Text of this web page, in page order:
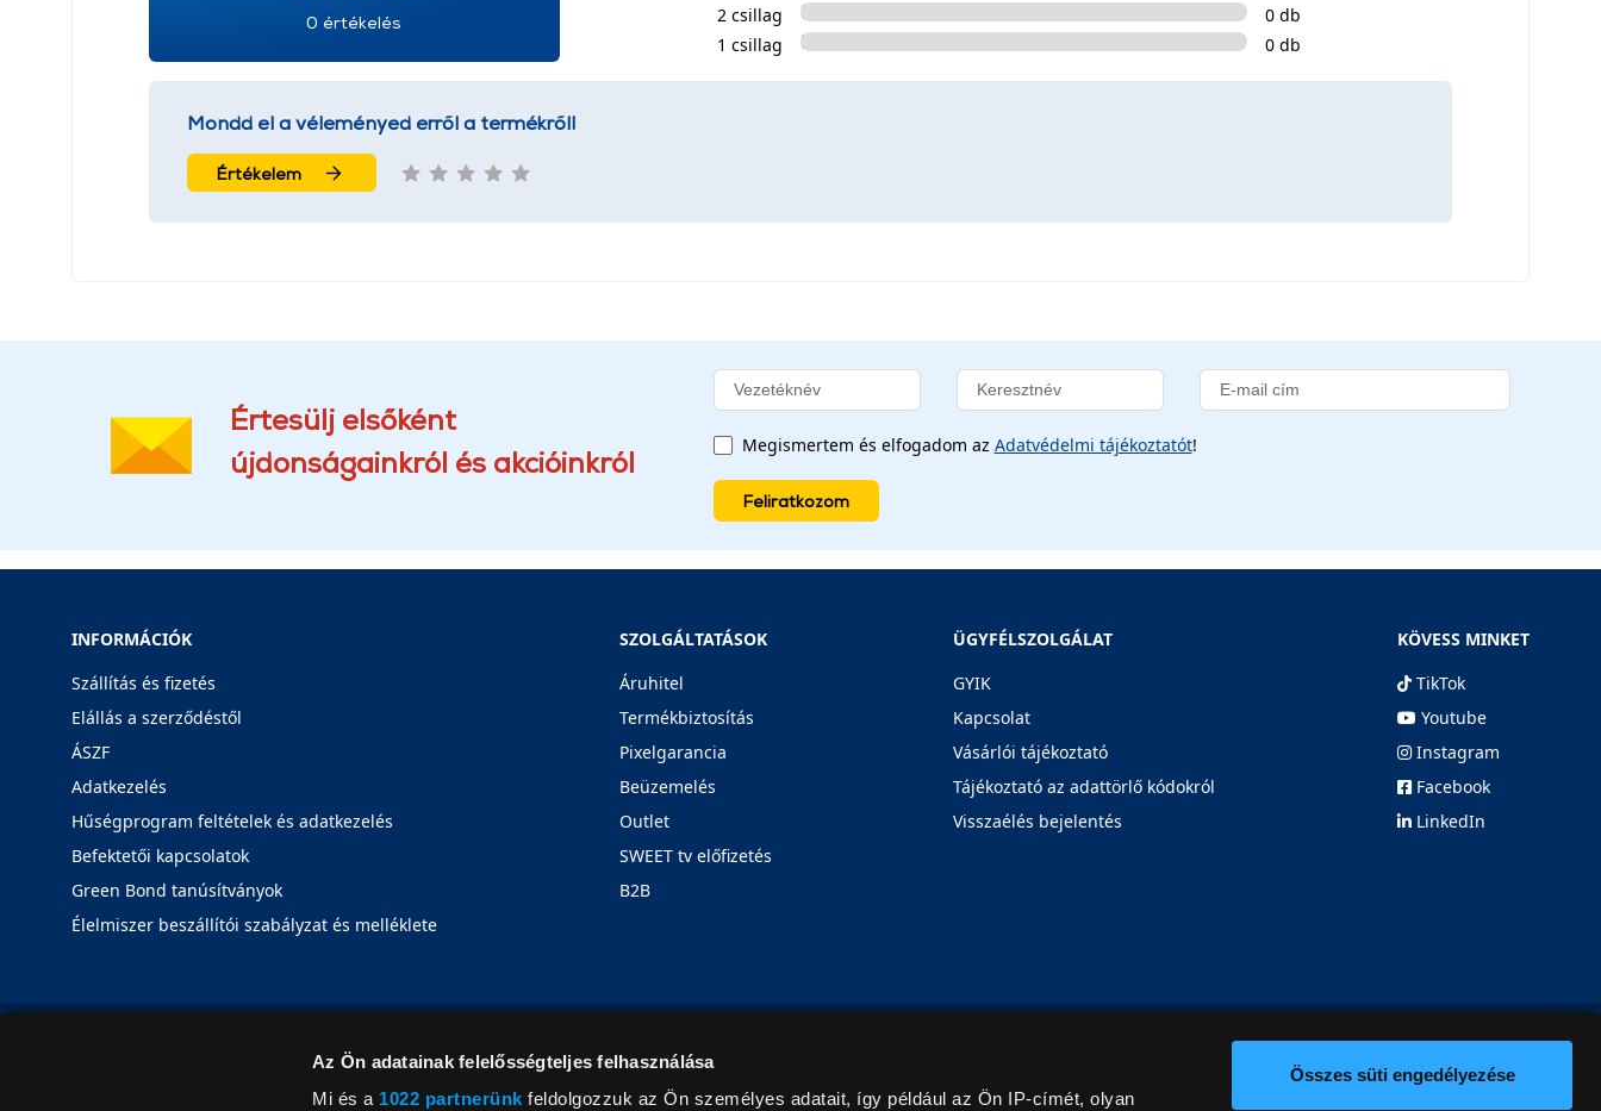
Az Ön adatainak felelősségteljes felhasználása
Mi és a 1022 partnerünk feldolgozzuk az Ön személyes adatait, így például az Ön IP-címét, olyan
Összes süti engedélyezése
0 értékelés
2 csillag
0 db
1 csillag
0 db
Mondd el a véleményed erről a termékről!
Értékelem
Értesülj elsőként
újdonságainkról és akcióinkról
Megismertem és elfogadom az Adatvédelmi tájékoztatót!
Feliratkozom
INFORMÁCIÓK
Szállítás és fizetés
Elállás a szerződéstől
ÁSZF
Adatkezelés
Hűségprogram feltételek és adatkezelés
Befektetői kapcsolatok
Green Bond tanúsítványok
Élelmiszer beszállítói szabályzat és melléklete
SZOLGÁLTATÁSOK
Áruhitel
Termékbiztosítás
Pixelgarancia
Beüzemelés
Outlet
SWEET tv előfizetés
B2B
ÜGYFÉLSZOLGÁLAT
GYIK
Kapcsolat
Vásárlói tájékoztató
Tájékoztató az adattörlő kódokról
Visszaélés bejelentés
KÖVESS MINKET
TikTok
Youtube
Instagram
Facebook
LinkedIn